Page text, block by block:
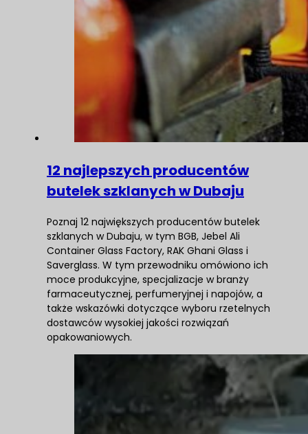
12 najlepszych producentów
butelek szklanych w Dubaju
Poznaj 12 największych producentów butelek
szklanych w Dubaju, w tym BGB, Jebel Ali
Container Glass Factory, RAK Ghani Glass i
Saverglass. W tym przewodniku omówiono ich
moce produkcyjne, specjalizacje w branży
farmaceutycznej, perfumeryjnej i napojów, a
także wskazówki dotyczące wyboru rzetelnych
dostawców wysokiej jakości rozwiązań
opakowaniowych.